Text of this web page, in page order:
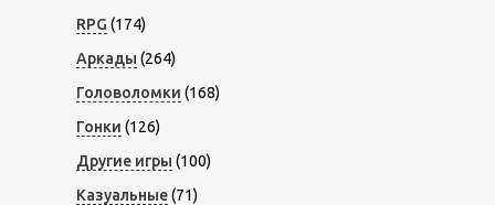
RPG (174)
Аркады (264)
Головоломки (168)
Гонки (126)
Другие игры (100)
Казуальные(71)